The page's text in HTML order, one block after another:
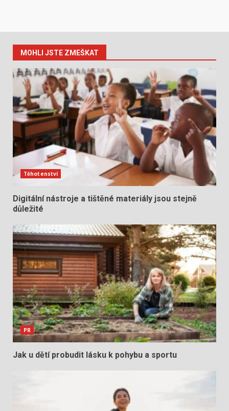
MOHLI JSTE ZMEŠKAT
Těhotenství
Digitální nástroje a tištěné materiály jsou stejně
důležité
PR
Jak u dětí probudit lásku k pohybu a sportu